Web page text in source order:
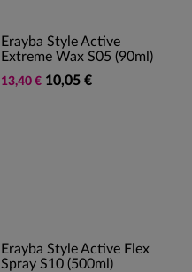
Erayba Style Active
Extreme Wax S05 (90ml)
13,40 € 10,05 €
Erayba Style Active Flex
Spray S10 (500ml)